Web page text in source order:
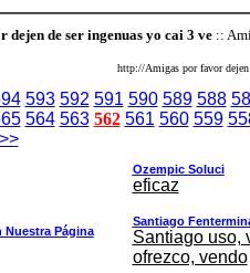
dejen de ser ingenuas yo cai 3 ve::
http://Amigas por favor dejen
593 592 591 590 589 588
564 563 562 561 560 559
Ozempic Soluci
eficaz
Nuestra Página
Santiago
Santiago uso,
ofrezco, vendo